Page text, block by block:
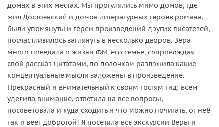
домах в этих местах. Мы прогулялись мимо домов, где
жил Достоевский и домов литературных героев романа,
были упомянуты и герои произведений других писателей,
посчастливилось заглянуть в несколько дворов. Вера
много поведала о жизни ФМ, его семье, сопровождая
свой рассказ цитатами, по полочкам разложила какие
концептуальные мысли заложены в произведение.
Прекрасный и внимательный к своим гостям гид: всем
уделила внимание, ответила на все вопросы,
посоветовала и куда сходить и что можно почитать, от неё
так и веет добротой! Я посетила все экскурсии Веры и